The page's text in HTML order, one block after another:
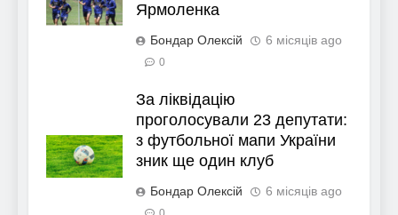
Ярмоленка
Бондар Олексій 6 місяців ago
0
За ліквідацію
проголосували 23 депутати:
з футбольної мапи України
зник ще один клуб
Бондар Олексій 6 місяців ago